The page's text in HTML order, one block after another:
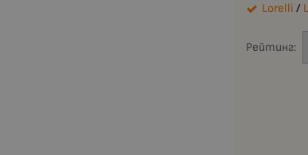
Lorelli /
Рейтинг: